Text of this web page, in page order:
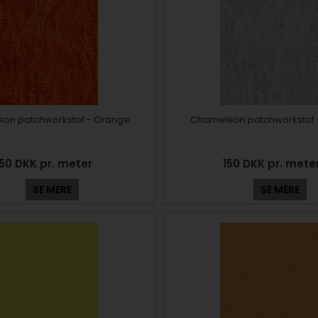
patchworkstof - Orange
DKK pr. meter
SE MERE
Chameleon patchworkstof
150 DKK pr.
SE MERE